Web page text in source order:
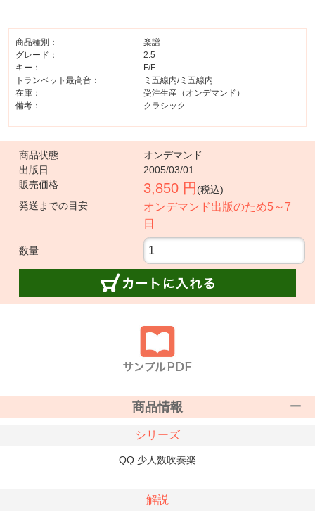
商品種別：
楽譜
グレード：
2.5
キー：
F/F
トランペット最高音：
ミ五線内/ミ五線内
在庫：
受注生産（オンデマンド）
備考：
クラシック
商品状態
オンデマンド
出版日
2005/03/01
販売価格
3,850 円 (税込)
発送までの目安
オンデマンド出版のため5～7
日
数量
商品情報
シリーズ
QQ 少人数吹奏楽
解説